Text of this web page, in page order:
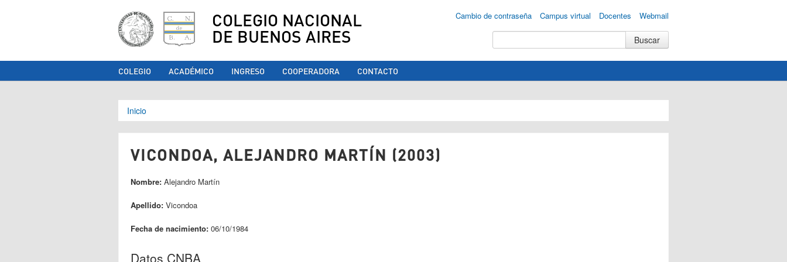
COLEGIO NACIONAL
DE BUENOS AIRES
Cambio de contraseña Campus virtual Docentes Webmail
COLEGIO ACADÉMICO INGRESO COOPERADORA CONTACTO
Se encuentra usted aquí
Inicio
VICONDOA, ALEJANDRO MARTÍN (2003)
Nombre: Alejandro Martín
Apellido: Vicondoa
Fecha de nacimiento: 06/10/1984
Datos CNBA